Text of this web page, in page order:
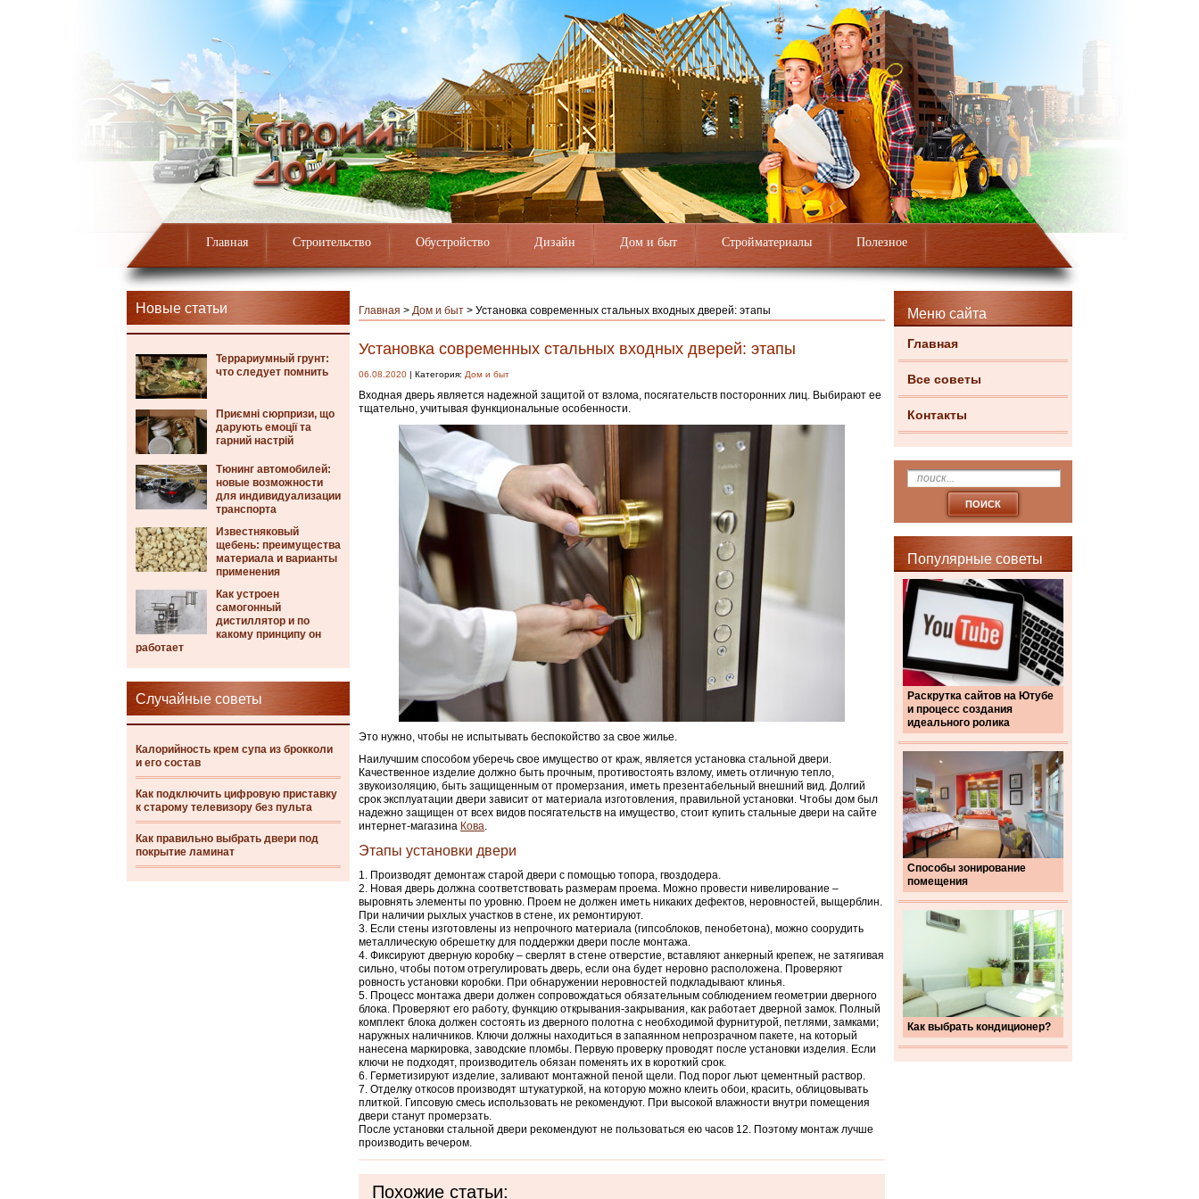
Главная Строительство Обустройство Дизайн Дом и быт Стройматериалы Полезное
Новые статьи
Террариумный грунт:
что следует помнить
Приємні сюрпризи, що
дарують емоції та
гарний настрій
Тюнинг автомобилей:
новые возможности
для индивидуализации
транспорта
Известняковый
щебень: преимущества
материала и варианты
применения
Как устроен
самогонный
дистиллятор и по
какому принципу он
работает
Случайные советы
Калорийность крем супа из брокколи
и его состав
Как подключить цифровую приставку
к старому телевизору без пульта
Как правильно выбрать двери под
покрытие ламинат
Меню сайта
Главная
Все советы
Контакты
Популярные советы
Раскрутка сайтов на Ютубе
и процесс создания
идеального ролика
Способы зонирование
помещения
Как выбрать кондиционер?
Главная > Дом и быт > Установка современных стальных входных дверей: этапы
Установка современных стальных входных дверей: этапы
06.08.2020 | Категория: Дом и быт
Входная дверь является надежной защитой от взлома, посягательств посторонних лиц. Выбирают ее
тщательно, учитывая функциональные особенности.
Это нужно, чтобы не испытывать беспокойство за свое жилье.
Наилучшим способом уберечь свое имущество от краж, является установка стальной двери.
Качественное изделие должно быть прочным, противостоять взлому, иметь отличную тепло,
звукоизоляцию, быть защищенным от промерзания, иметь презентабельный внешний вид. Долгий
срок эксплуатации двери зависит от материала изготовления, правильной установки. Чтобы дом был
надежно защищен от всех видов посягательств на имущество, стоит купить стальные двери на сайте
интернет-магазина Кова.
Этапы установки двери
Производят демонтаж старой двери с помощью топора, гвоздодера.
Новая дверь должна соответствовать размерам проема. Можно провести нивелирование –
выровнять элементы по уровню. Проем не должен иметь никаких дефектов, неровностей, выщерблин.
При наличии рыхлых участков в стене, их ремонтируют.
Если стены изготовлены из непрочного материала (гипсоблоков, пенобетона), можно соорудить
металлическую обрешетку для поддержки двери после монтажа.
Фиксируют дверную коробку – сверлят в стене отверстие, вставляют анкерный крепеж, не затягивая
сильно, чтобы потом отрегулировать дверь, если она будет неровно расположена. Проверяют
ровность установки коробки. При обнаружении неровностей подкладывают клинья.
Процесс монтажа двери должен сопровождаться обязательным соблюдением геометрии дверного
блока. Проверяют его работу, функцию открывания-закрывания, как работает дверной замок. Полный
комплект блока должен состоять из дверного полотна с необходимой фурнитурой, петлями, замками;
наружных наличников. Ключи должны находиться в запаянном непрозрачном пакете, на который
нанесена маркировка, заводские пломбы. Первую проверку проводят после установки изделия. Если
ключи не подходят, производитель обязан поменять их в короткий срок.
Герметизируют изделие, заливают монтажной пеной щели. Под порог льют цементный раствор.
Отделку откосов производят штукатуркой, на которую можно клеить обои, красить, облицовывать
плиткой. Гипсовую смесь использовать не рекомендуют. При высокой влажности внутри помещения
двери станут промерзать.
После установки стальной двери рекомендуют не пользоваться ею часов 12. Поэтому монтаж лучше
производить вечером.
Похожие статьи: